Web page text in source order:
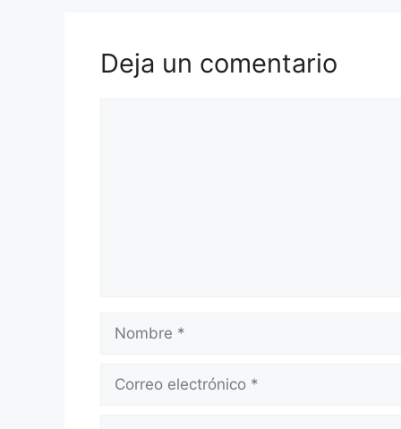
Deja un comentario
Nombre
Correo